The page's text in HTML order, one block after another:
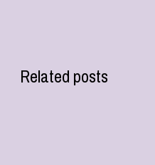
Related posts